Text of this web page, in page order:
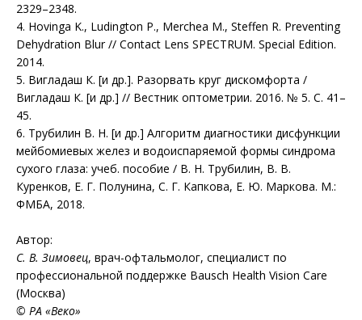
2329–2348.
4. Hovinga K., Ludington P., Merchea M., Steffen R. Preventing
Dehydration Blur // Contact Lens SPECTRUM. Special Edition.
2014.
5. Вигладаш К. [и др.]. Разорвать круг дискомфорта /
Вигладаш К. [и др.] // Вестник оптометрии. 2016. № 5. С. 41–
45.
6. Трубилин В. Н. [и др.] Алгоритм диагностики дисфункции
мейбомиевых желез и водоиспаряемой формы синдрома
сухого глаза: учеб. пособие / В. Н. Трубилин, В. В.
Куренков, Е. Г. Полунина, С. Г. Капкова, Е. Ю. Маркова. М.:
ФМБА, 2018.
Автор:
С. В. Зимовец, врач-офтальмолог, специалист по
профессиональной поддержке Bausch Health Vision Care
(Москва)
© РА «Веко»